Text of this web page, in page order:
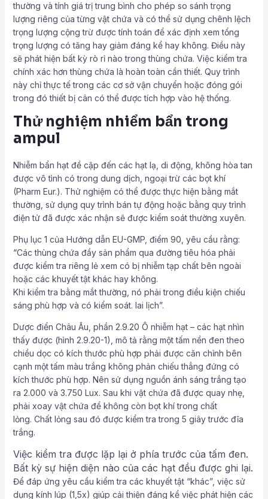
thường và tính giá trị trung bình cho phép so sánh trọng
lượng riêng của từng vật chứa và có thể sử dụng chênh lệch
trọng lượng cộng trừ được tính toán để xác định xem tổng
trọng lượng có tăng hay giảm đáng kể hay không. Điều này
sẽ phát hiện bất kỳ rò rỉ nào trong thùng chứa. Việc kiểm tra
chính xác hơn thùng chứa là hoàn toàn cần thiết. Quy trình
này chỉ thực tế trong các cơ sở vận chuyển hoặc đóng gói
trong đó thiết bị cân có thể được tích hợp vào hệ thống.
Thử nghiệm nhiểm bẩn trong
ampul
Nhiễm bẩn hạt đề cập đến các hạt lạ, di động, không hòa tan
được vô tình có trong dung dịch, ngoại trừ các bọt khí
(Pharm Eur.). Thử nghiệm có thể được thực hiện bằng mắt
thường, sử dụng quy trình bán tự động hoặc bằng quy trình
điện tử đã được xác nhận sẽ được kiểm soát thường xuyên.
Phụ lục 1 của Hướng dẫn EU-GMP, điểm 90, yêu cầu rằng:
“Các thùng chứa đầy sản phẩm qua đường tiêu hóa phải
được kiểm tra riêng lẻ xem có bị nhiễm tạp chất bên ngoài
hoặc các khuyết tật khác hay không.
Khi kiểm tra bằng mắt thường, nó phải trong điều kiện chiếu
sáng phù hợp và có kiểm soát. lai lịch”.
Dược điển Châu Âu, phần 2.9.20 Ô nhiễm hạt – các hạt nhìn
thấy được (hình 2.9.20-1), mô tả rằng một tấm nền đen theo
chiều dọc có kích thước phù hợp phải được căn chỉnh bên
cạnh một tấm màu trắng không phản chiếu thẳng đứng có
kích thước phù hợp. Nên sử dụng nguồn ánh sáng trắng tạo
ra 2.000 và 3.750 Lux. Sau khi vật chứa đã được quay nhẹ,
phải xoay vật chứa để không còn bọt khí trong chất
lỏng. Chất lỏng sau đó được kiểm tra trong 5 giây trước đĩa
trắng.
Việc kiểm tra được lặp lại ở phía trước của tấm đen.
Bất kỳ sự hiện diện nào của các hạt đều được ghi lại.
Để đáp ứng yêu cầu kiểm tra các khuyết tật “khác”, việc sử
dụng kính lúp (1,5x) giúp cải thiện đáng kể việc phát hiện các